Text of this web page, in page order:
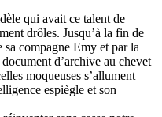
qui avait ce talent de
drôles. Jusqu’à la fin de
compagne Emy et par la
d’archive au chevet
moqueuses s’allument
espiègle et son